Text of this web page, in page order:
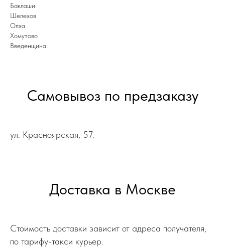
Баклаши
Шелехов
Олха
Хомутово
Введенщина
Самовывоз по предзаказу
ул. Красноярская, 57.
Доставка в Москве
Стоимость доставки зависит от адреса получателя,
по тарифу-такси курьер.